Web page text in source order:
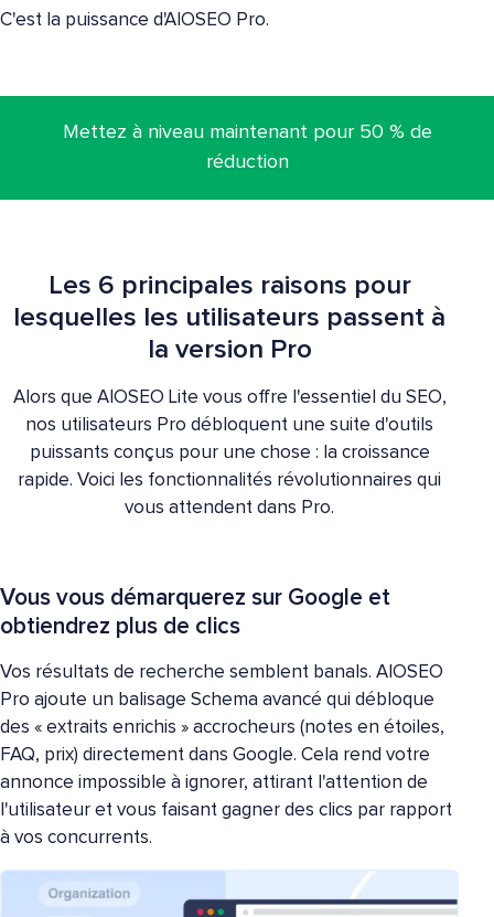
C'est la puissance d'AIOSEO Pro.
Mettez à niveau maintenant pour 50 % de
réduction
Les 6 principales raisons pour
lesquelles les utilisateurs passent à
la version Pro
Alors que AIOSEO Lite vous offre l'essentiel du SEO,
nos utilisateurs Pro débloquent une suite d'outils
puissants conçus pour une chose : la croissance
rapide. Voici les fonctionnalités révolutionnaires qui
vous attendent dans Pro.
Vous vous démarquerez sur Google et
obtiendrez plus de clics
Vos résultats de recherche semblent banals. AIOSEO
Pro ajoute un balisage Schema avancé qui débloque
des « extraits enrichis » accrocheurs (notes en étoiles,
FAQ, prix) directement dans Google. Cela rend votre
annonce impossible à ignorer, attirant l'attention de
l'utilisateur et vous faisant gagner des clics par rapport
à vos concurrents.